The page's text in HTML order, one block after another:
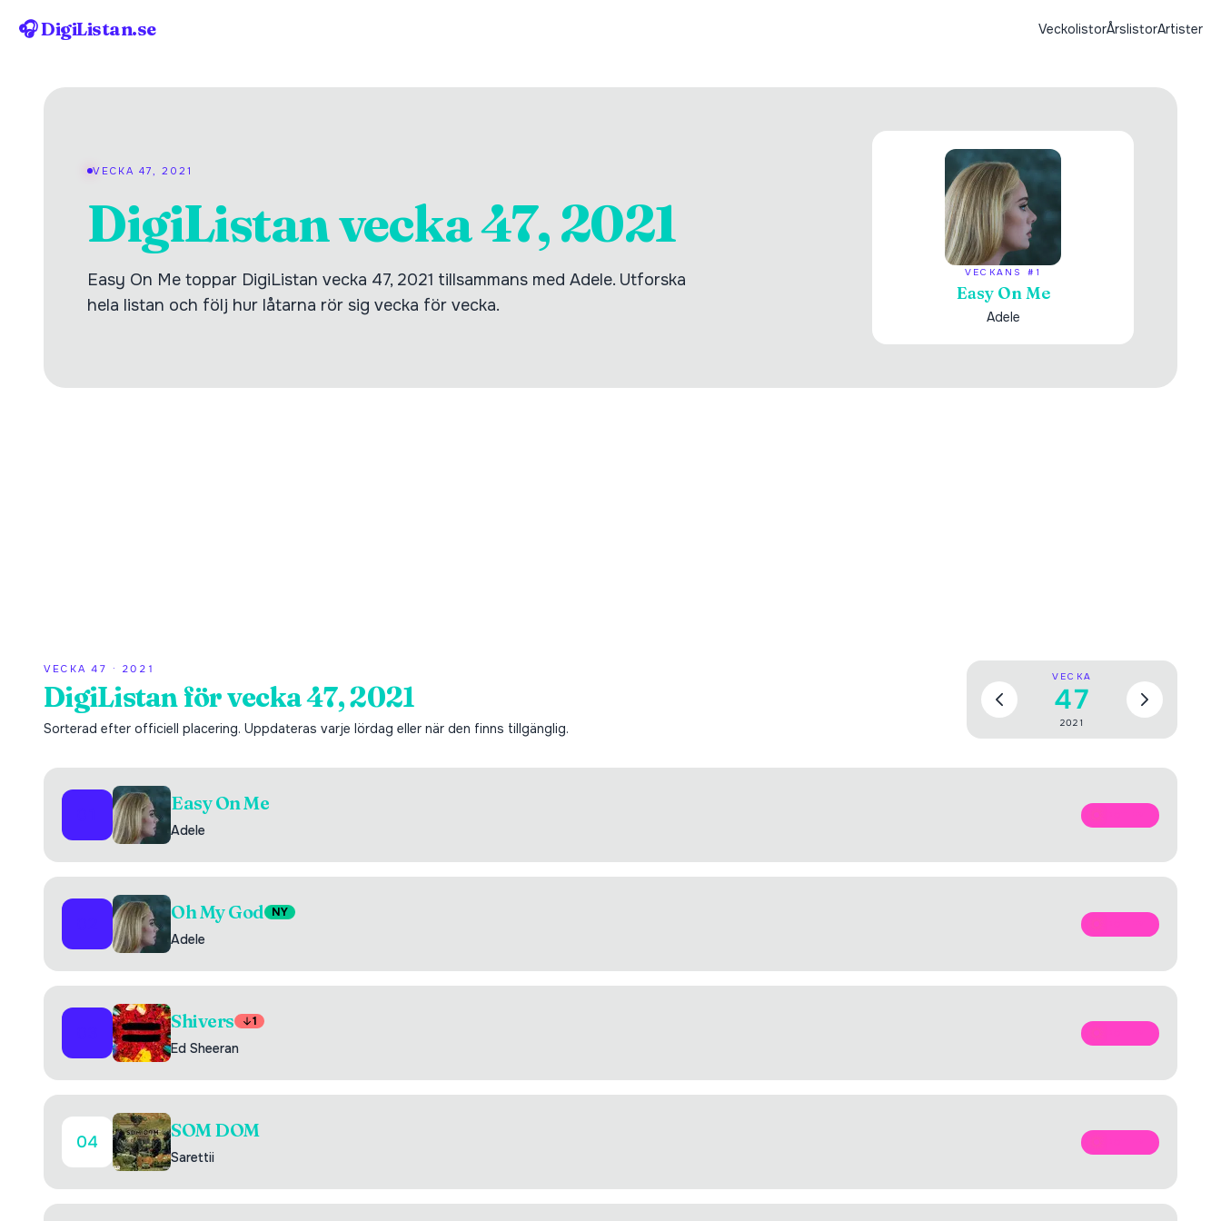
🎧 DigiListan.se VeckolistorÅrslistorArtister
VECKA 47, 2021
DigiListan vecka 47, 2021
Easy On Me toppar DigiListan vecka 47, 2021 tillsammans med Adele. Utforska
hela listan och följ hur låtarna rör sig vecka för vecka.
VECKANS #1
Easy On Me
Adele
VECKA47 · 2021
DigiListan för vecka 47, 2021
Sorterad efter officiell placering. Uppdateras varje lördag eller när den finns tillgänglig.
VECKA
47
2021
Easy On Me
Adele
Oh My God NY
Adele
Shivers 1
Ed Sheeran
04
SOM DOM
Sarettii